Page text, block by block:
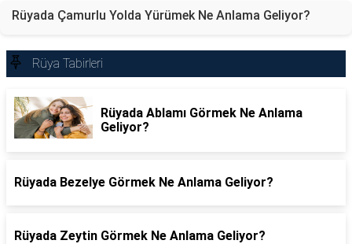
Rüyada Çamurlu Yolda Yürümek Ne Anlama Geliyor?
Rüya Tabirleri
Rüyada Ablamı Görmek Ne Anlama
Geliyor?
Rüyada Bezelye Görmek Ne Anlama Geliyor?
Rüyada Zeytin Görmek Ne Anlama Geliyor?